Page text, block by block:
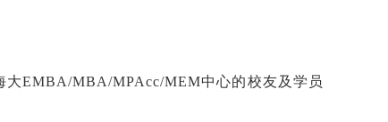
EMBA/MBA/MPAcc/MEM中心的校友及学员